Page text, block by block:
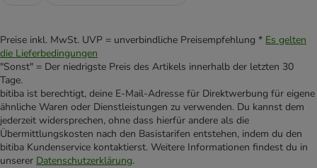
Preise inkl. MwSt. UVP = unverbindliche Preisempfehlung * Es gelten
die Lieferbedingungen
"Sonst" = Der niedrigste Preis des Artikels innerhalb der letzten 30
Tage.
bitiba ist berechtigt, deine E-Mail-Adresse für Direktwerbung für eigene
ähnliche Waren oder Dienstleistungen zu verwenden. Du kannst dem
jederzeit widersprechen, ohne dass hierfür andere als die
Übermittlungskosten nach den Basistarifen entstehen, indem du den
bitiba Kundenservice kontaktierst. Weitere Informationen findest du in
unserer Datenschutzerklärung.